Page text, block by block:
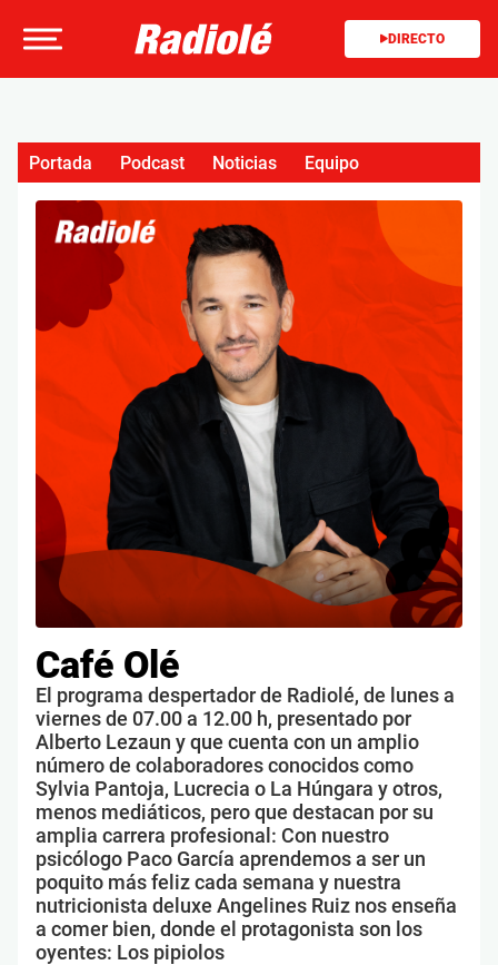
DIRECTO
Café Olé
El programa despertador de Radiolé, de lunes a
viernes de 07.00 a 12.00 h, presentado por
Alberto Lezaun y que cuenta con un amplio
número de colaboradores conocidos como
Sylvia Pantoja, Lucrecia o La Húngara y otros,
menos mediáticos, pero que destacan por su
amplia carrera profesional: Con nuestro
psicólogo Paco García aprendemos a ser un
poquito más feliz cada semana y nuestra
nutricionista deluxe Angelines Ruiz nos enseña
a comer bien, donde el protagonista son los
oyentes: Los pipiolos
Portada Podcast Noticias Equipo